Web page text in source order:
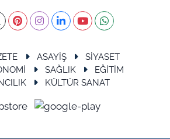
ASAYİŞ
SİYASET
SAĞLIK
EĞİTİM
KÜLTÜR SANAT